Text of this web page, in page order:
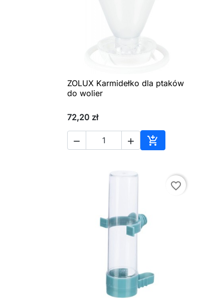
 Szybki podgląd
ZOLUX Karmidełko dla ptaków
do wolier
72,20 zł
  
Dodaj do
favorite_border